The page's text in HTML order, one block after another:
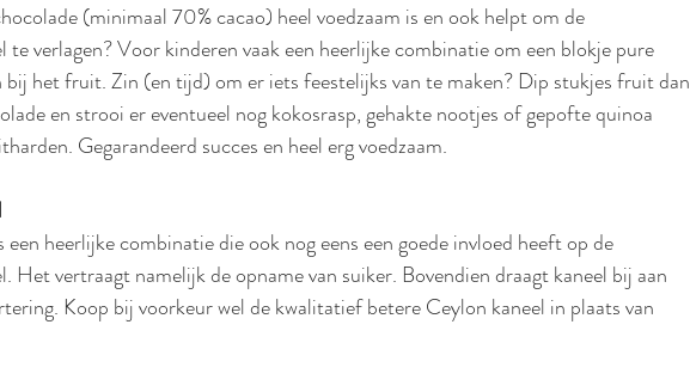
(minimaal 70% cacao) heel voedzaam is en ook helpt om de
te verlagen? Voor kinderen vaak een heerlijke combinatie om een blokje pure
bij het fruit. Zin (en tijd) om er iets feestelijks van te maken? Dip stukjes fruit dan
en strooi er eventueel nog kokosrasp, gehakte nootjes of gepofte quinoa
Gegarandeerd succes en heel erg voedzaam.
een heerlijke combinatie die ook nog eens een goede invloed heeft op de
Het vertraagt namelijk de opname van suiker. Bovendien draagt kaneel bij aan
Koop bij voorkeur wel de kwalitatief betere Ceylon kaneel in plaats van